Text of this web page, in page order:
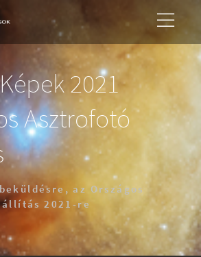
2021
Asztrofotó
az Országos
2021-re